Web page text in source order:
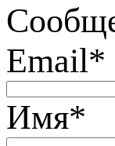
Email*
Имя*